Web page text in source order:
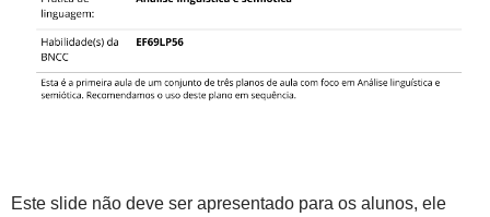
Este slide não deve ser apresentado para os alunos, ele